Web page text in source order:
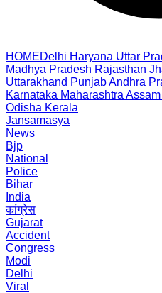
HOMEDelhi Haryana Uttar
Madhya Pradesh Rajasthan
Uttarakhand PunjabAndhra
Karnataka Maharashtra Assam
Odisha Kerala
Jansamasya
News
Bjp
National
Police
Bihar
India
कांग्रेस
Gujarat
Accident
Congress
Modi
Delhi
Viral